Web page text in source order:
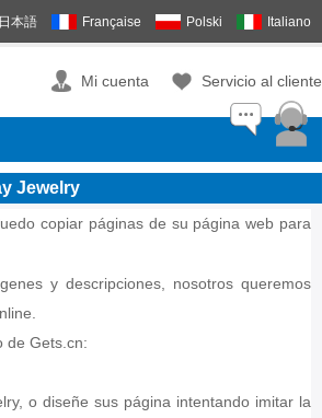
日本語 Française Polski Italiano
Mi cuenta Servicio al cliente
Jewelry
copiar páginas de su página web para
y descripciones, nosotros queremos
de Gets.cn:
o diseñe sus página intentando imitar la